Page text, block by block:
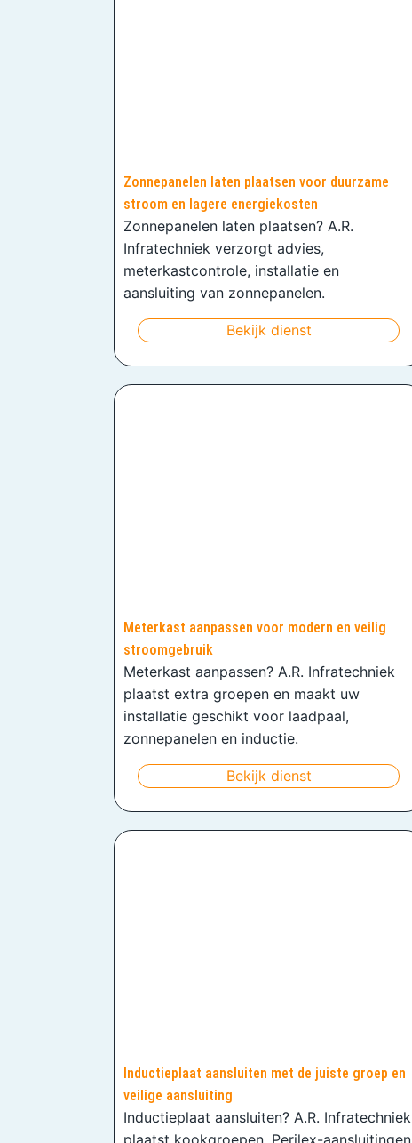
Zonnepanelen laten plaatsen voor duurzame
stroom en lagere energiekosten
Zonnepanelen laten plaatsen? A.R.
Infratechniek verzorgt advies,
meterkastcontrole, installatie en
aansluiting van zonnepanelen.
Bekijk dienst
Meterkast aanpassen voor modern en veilig
stroomgebruik
Meterkast aanpassen? A.R. Infratechniek
plaatst extra groepen en maakt uw
installatie geschikt voor laadpaal,
zonnepanelen en inductie.
Bekijk dienst
Inductieplaat aansluiten met de juiste groep en
veilige aansluiting
Inductieplaat aansluiten? A.R. Infratechniek